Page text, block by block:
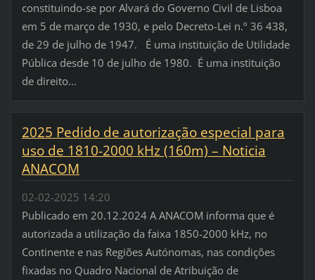
constituindo-se por Alvará do Governo Civil de Lisboa
em 5 de março de 1930, e pelo Decreto-Lei n.º 36 438,
de 29 de julho de 1947. É uma instituição de Utilidade
Pública desde 10 de julho de 1980. É uma instituição
de direito...
2025 Pedido de autorização especial para
uso de 1810-2000 kHz (160m) – Noticia
ANACOM
02-02-2025 14:20
Publicado em 20.12.2024 A ANACOM informa que é
autorizada a utilização da faixa 1850-2000 kHz, no
Continente e nas Regiões Autónomas, nas condições
fixadas no Quadro Nacional de Atribuição de